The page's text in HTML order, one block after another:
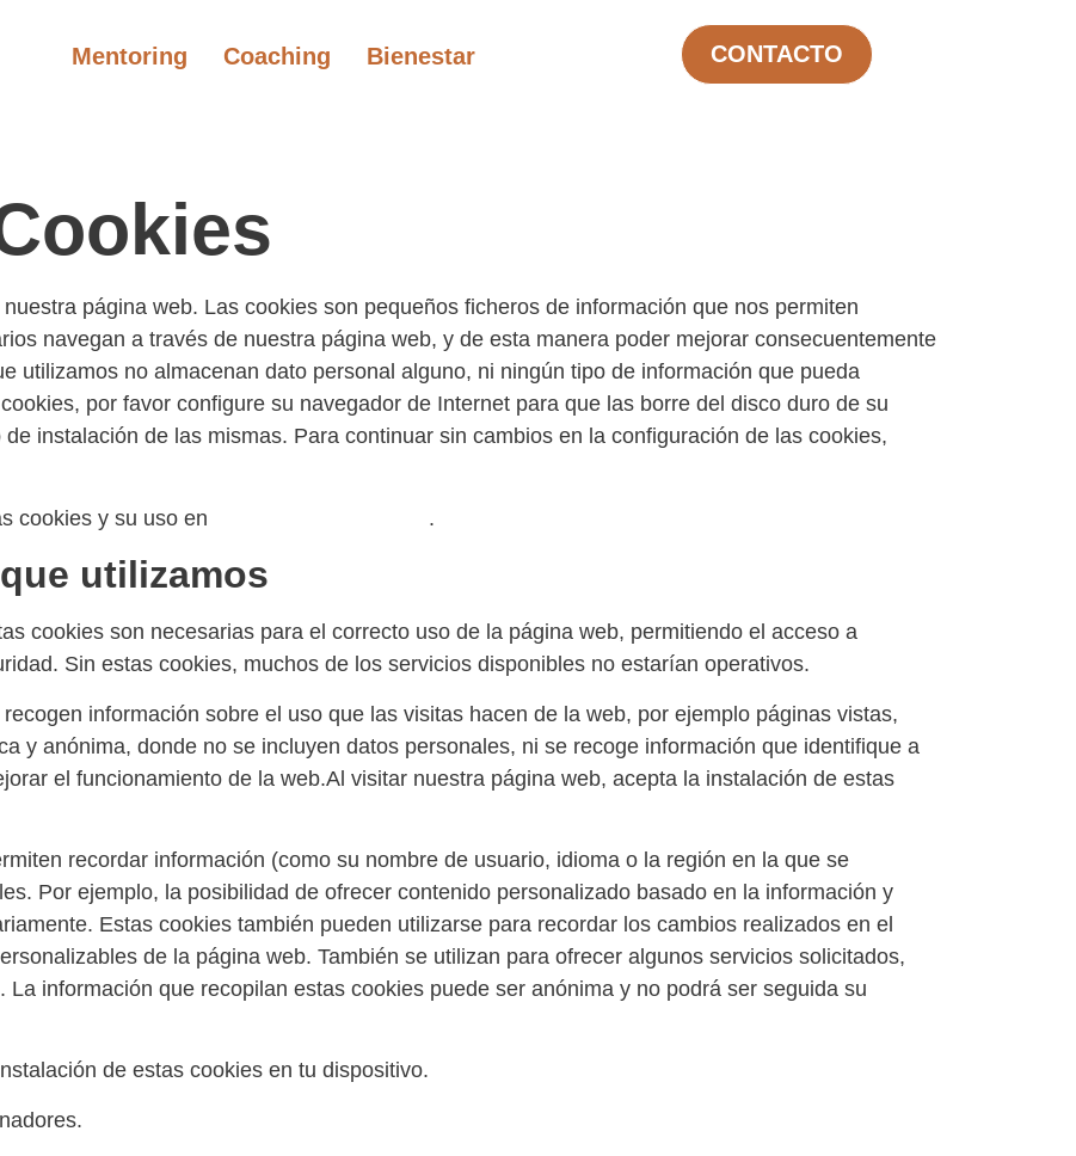
Mentoring Coaching Bienestar CONTACTO
página web. Las cookies son pequeños ficheros de información que nos permiten
navegan a través de nuestra página web, y de esta manera poder mejorar consecuentemente
utilizamos no almacenan dato personal alguno, ni ningún tipo de información que pueda
por favor configure su navegador de Internet para que las borre del disco duro de su
instalación de las mismas. Para continuar sin cambios en la configuración de las cookies,
cookies y su uso en .
utilizamos
cookies son necesarias para el correcto uso de la página web, permitiendo el acceso a
Sin estas cookies, muchos de los servicios disponibles no estarían operativos.
información sobre el uso que las visitas hacen de la web, por ejemplo páginas vistas,
y anónima, donde no se incluyen datos personales, ni se recoge información que identifique a
el funcionamiento de la web.Al visitar nuestra página web, acepta la instalación de estas
recordar información (como su nombre de usuario, idioma o la región en la que se
Por ejemplo, la posibilidad de ofrecer contenido personalizado basado en la información y
Estas cookies también pueden utilizarse para recordar los cambios realizados en el
de la página web. También se utilizan para ofrecer algunos servicios solicitados,
información que recopilan estas cookies puede ser anónima y no podrá ser seguida su
de estas cookies en tu dispositivo.